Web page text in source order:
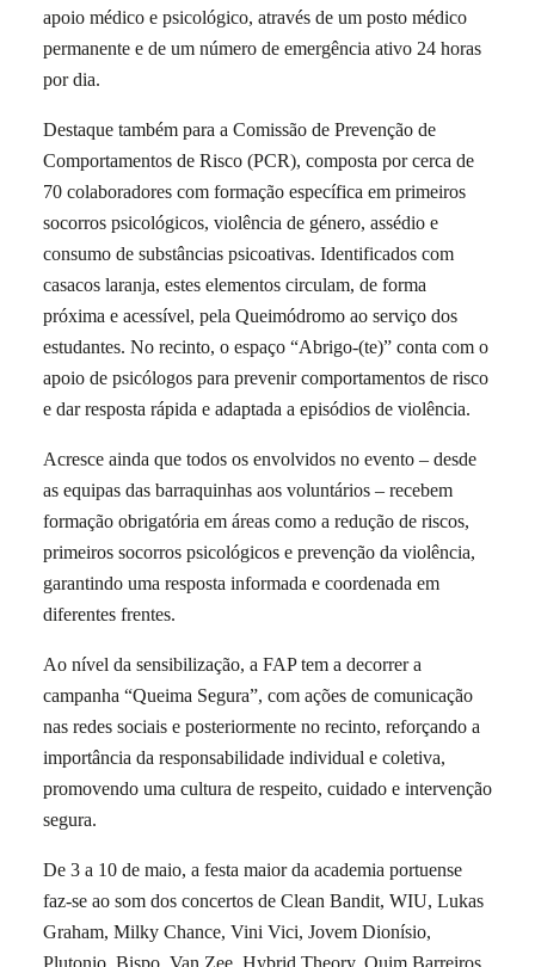
apoio médico e psicológico, através de um posto médico
permanente e de um número de emergência ativo 24 horas
por dia.
Destaque também para a Comissão de Prevenção de
Comportamentos de Risco (PCR), composta por cerca de
70 colaboradores com formação específica em primeiros
socorros psicológicos, violência de género, assédio e
consumo de substâncias psicoativas. Identificados com
casacos laranja, estes elementos circulam, de forma
próxima e acessível, pela Queimódromo ao serviço dos
estudantes. No recinto, o espaço “Abrigo-(te)” conta com o
apoio de psicólogos para prevenir comportamentos de risco
e dar resposta rápida e adaptada a episódios de violência.
Acresce ainda que todos os envolvidos no evento – desde
as equipas das barraquinhas aos voluntários – recebem
formação obrigatória em áreas como a redução de riscos,
primeiros socorros psicológicos e prevenção da violência,
garantindo uma resposta informada e coordenada em
diferentes frentes.
Ao nível da sensibilização, a FAP tem a decorrer a
campanha “Queima Segura”, com ações de comunicação
nas redes sociais e posteriormente no recinto, reforçando a
importância da responsabilidade individual e coletiva,
promovendo uma cultura de respeito, cuidado e intervenção
segura.
De 3 a 10 de maio, a festa maior da academia portuense
faz-se ao som dos concertos de Clean Bandit, WIU, Lukas
Graham, Milky Chance, Vini Vici, Jovem Dionísio,
Plutonio, Bispo, Van Zee, Hybrid Theory, Quim Barreiros,